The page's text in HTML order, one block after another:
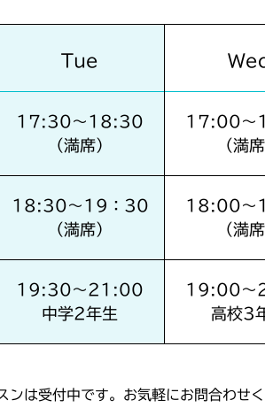
Tue
17:30〜18:30
（満席）
17:00〜
（満席
18:30～19：30
（満席）
18:00～
（満席
19:30～21:00
中学2年生
19:00～
高校3
は受付中です。お気軽にお問合わせく